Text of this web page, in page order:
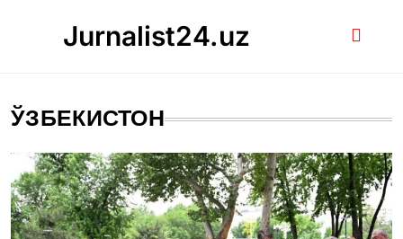
Jurnalist24.uz
ЎЗБЕКИСТОН